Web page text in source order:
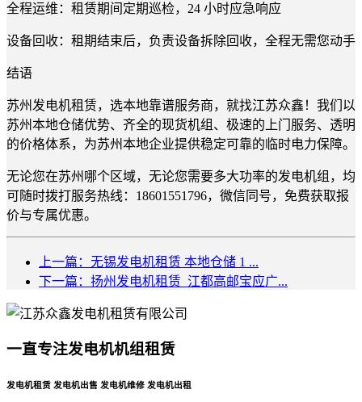
全程运维：租赁期间定期巡检，24 小时应急响应
设备回收：租期结束后，负责设备拆除回收，全程无需您动手
结语
苏州发电机租赁，选本地靠谱服务商，就找江苏众鑫！我们以
苏州本地仓储优势、齐全的现货机组、极速的上门服务、透明
的价格体系，为苏州本地企业提供稳定可靠的临时电力保障。
无论您在苏州哪个区域，无论您需要多大功率的发电机组，均
可随时拨打服务热线：18601551796，微信同号，免费获取报
价与专属优惠。
上一篇：无锡发电机租赁 本地仓储 1 ...
下一篇：扬州发电机租赁_江都高邮宝应广...
一直专注发电机机组租赁
发电机租赁 发电机出售 发电机维修 发电机出租